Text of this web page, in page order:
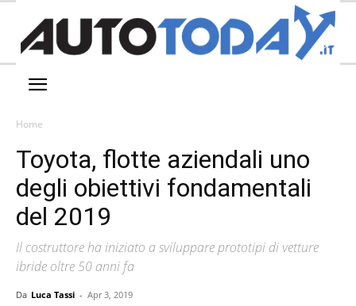
Home
Toyota, flotte aziendali uno
degli obiettivi fondamentali
del 2019
Il costruttore ha iniziato a sviluppare prototipi di vetture
ibride oltre 50 anni fa
Da Luca Tassi - Apr 3, 2019